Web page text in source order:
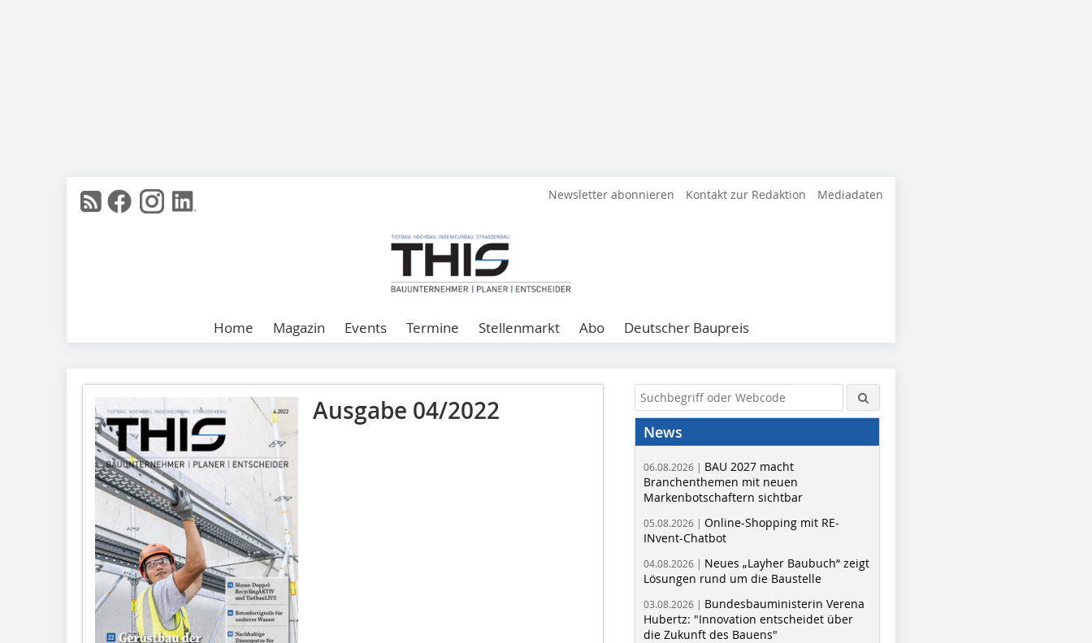
Newsletter abonnieren Kontakt zur Redaktion Mediadaten
Home Magazin Events Termine Stellenmarkt Abo Deutscher Baupreis
Ausgabe 04/2022
News
06.08.2026 | BAU 2027 macht
Branchenthemen mit neuen
Markenbotschaftern sichtbar
05.08.2026 | Online-Shopping mit RE-
INvent-Chatbot
04.08.2026 | Neues „Layher Baubuch“ zeigt
Lösungen rund um die Baustelle
03.08.2026 | Bundesbauministerin Verena
Hubertz: "Innovation entscheidet über
die Zukunft des Bauens"